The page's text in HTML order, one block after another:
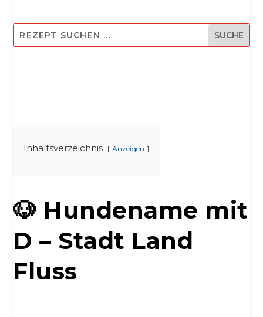
Inhaltsverzeichnis Anzeigen
🐶 Hundename mit
D – Stadt Land
Fluss